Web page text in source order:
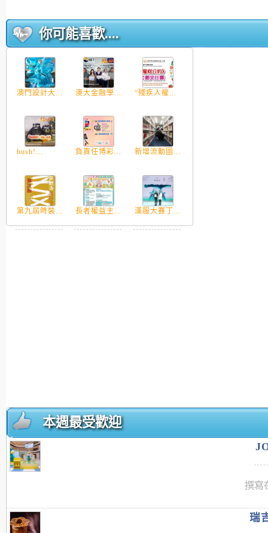
你可能喜歡....
澳門設計大... 澳大金融學... “殘疾人權...
hush!... 負責任博彩... 新增流動圖...
第九屆時裝... 長者權益主... 漢服大賽丁...
本週最受歡迎
撰寫
瑞